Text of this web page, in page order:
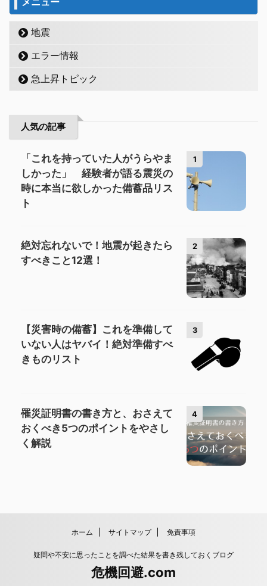
地震
エラー情報
急上昇トピック
人気の記事
1
「これを持っていた人がうらやま
しかった」 経験者が語る震災の
時に本当に欲しかった備蓄品リス
ト
2
絶対忘れないで！地震が起きたら
すべきこと12選！
3
【災害時の備蓄】これを準備して
いない人はヤバイ！絶対準備すべ
きものリスト
4
罹災証明書の書き方と、おさえて
おくべき5つのポイントをやさし
く解説
ホーム サイトマップ 免責事項
疑問や不安に思ったことを調べた結果を書き残しておくブログ
危機回避.com